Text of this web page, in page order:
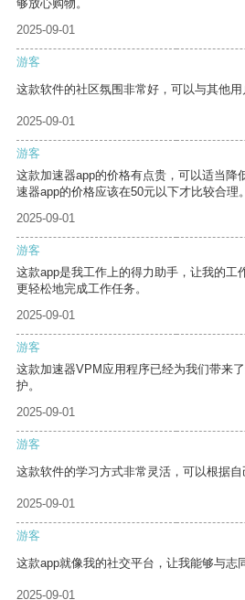
够放心购物。
2025-09-01
游客
这款软件的社区氛围非常好，可以与其他用
2025-09-01
游客
这款加速器app的价格有点贵，可以适当降
速器app的价格应该在50元以下才比较合理。
2025-09-01
游客
这款app是我工作上的得力助手，让我的工
更轻松地完成工作任务。
2025-09-01
游客
这款加速器VPM应用程序已经为我们带来
护。
2025-09-01
游客
这款软件的学习方式非常灵活，可以根据自
2025-09-01
游客
这款app就像我的社交平台，让我能够与志
2025-09-01